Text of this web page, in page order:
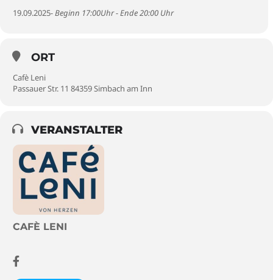
19.09.2025- Beginn 17:00Uhr - Ende 20:00 Uhr
ORT
Cafè Leni
Passauer Str. 11 84359 Simbach am Inn
VERANSTALTER
CAFÈ LENI